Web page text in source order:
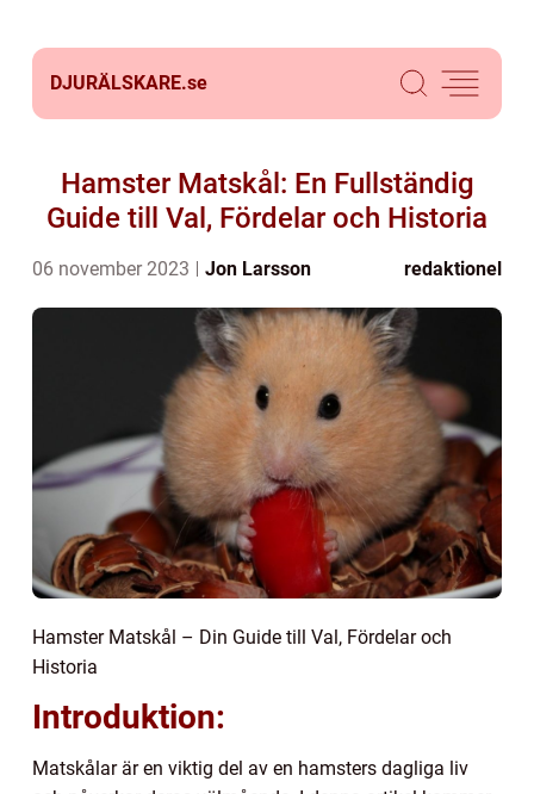
DJURÄLSKARE.se
Hamster Matskål: En Fullständig
Guide till Val, Fördelar och Historia
06 november 2023 Jon Larsson redaktionel
Hamster Matskål – Din Guide till Val, Fördelar och
Historia
Introduktion:
Matskålar är en viktig del av en hamsters dagliga liv